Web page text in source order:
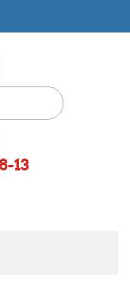
13